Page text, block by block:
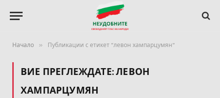
Начало » Публикации с етикет "левон хампарцумян"
ВИЕ ПРЕГЛЕЖДАТЕ:ЛЕВОН
ХАМПАРЦУМЯН